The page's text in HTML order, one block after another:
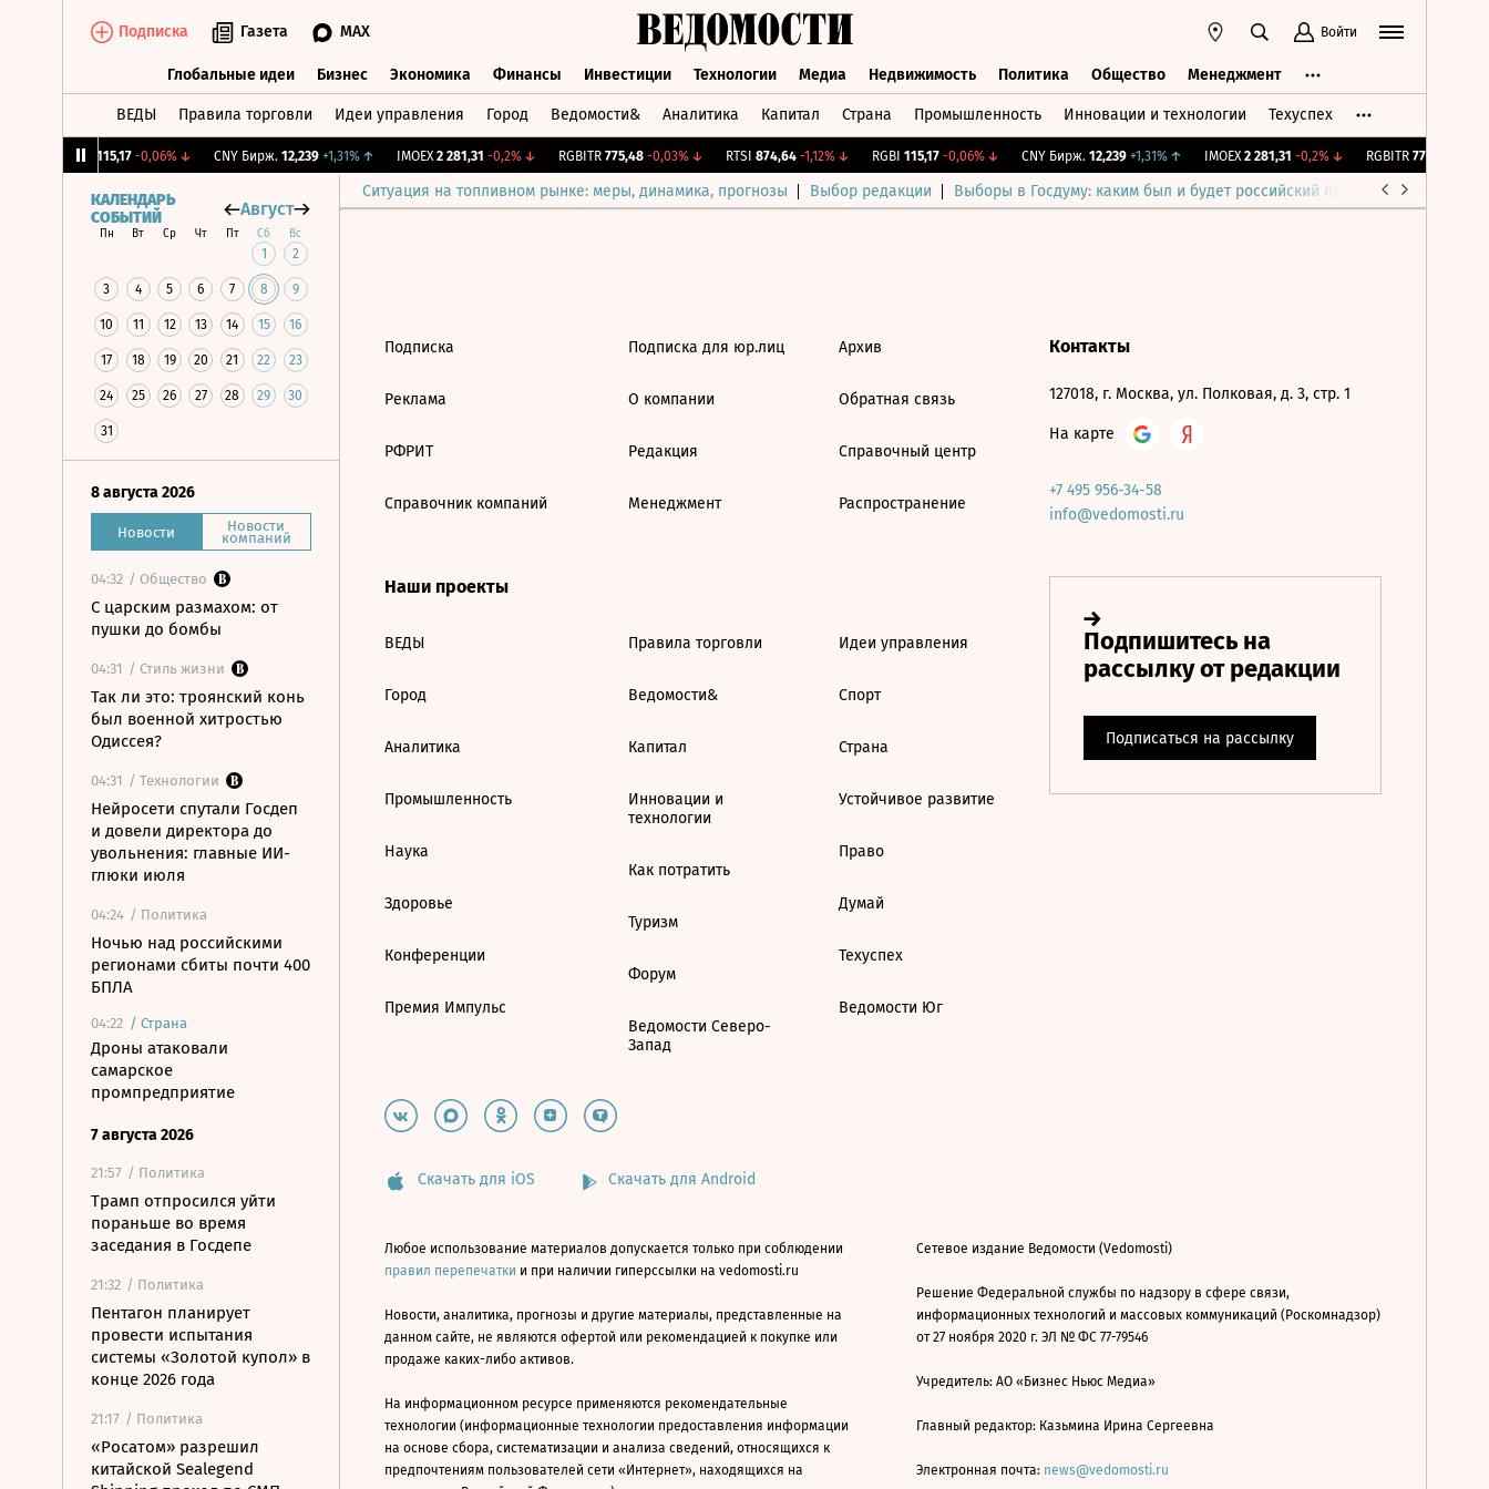
Подписка Газета MAX Войти
Глобальные идеи Бизнес Экономика Финансы Инвестиции Технологии Медиа Недвижимость Политика Общество Менеджмент
ВЕДЫ Правила торговли Идеи управления Город Ведомости& Аналитика Капитал Страна Промышленность Инновации и технологии Техуспех
115,17 -0,06%↓ CNY Бирж. 12,239 +1,31%↑ IMOEX 2 281,31 -0,2%↓ RGBITR 775,48 -0,03%↓ RTSI 874,64 -1,12%↓ RGBI 115,17 -0,06%↓ CNY Бирж. 12,239 +1,31%↑ IMOEX 2 281,31 -0,2%↓ RGBITR 775,48
Ситуация на топливном рынке: меры, динамика, прогнозы Выбор редакции Выборы в Госдуму: каким был и будет российский парламент
КАЛЕНДАРЬ
СОБЫТИЙ
Август
Пн Вт Ср Чт Пт Сб Вс
1 2
3 4 5 6 7 8 9
10 11 12 13 14 15 16
17 18 19 20 21 22 23
24 25 26 27 28 29 30
31
8 августа 2026
Новости Новости
компаний
04:32 / Общество
С царским размахом: от
пушки до бомбы
04:31 / Стиль жизни
Так ли это: троянский конь
был военной хитростью
Одиссея?
04:31 / Технологии
Нейросети спутали Госдеп
и довели директора до
увольнения: главные ИИ-
глюки июля
04:24 / Политика
Ночью над российскими
регионами сбиты почти 400
БПЛА
04:22 / Страна
Дроны атаковали
самарское
промпредприятие
7 августа 2026
21:57 / Политика
Трамп отпросился уйти
пораньше во время
заседания в Госдепе
21:32 / Политика
Пентагон планирует
провести испытания
системы «Золотой купол» в
конце 2026 года
21:17 / Политика
«Росатом» разрешил
китайской Sealegend
Подписка
Реклама
РФРИТ
Справочник компаний
Подписка для юр.лиц
О компании
Редакция
Менеджмент
Архив
Обратная связь
Справочный центр
Распространение
Наши проекты
ВЕДЫ
Город
Аналитика
Промышленность
Наука
Здоровье
Конференции
Премия Импульс
Правила торговли
Ведомости&
Капитал
Инновации и
технологии
Как потратить
Туризм
Форум
Ведомости Северо-
Запад
Идеи управления
Спорт
Страна
Устойчивое развитие
Право
Думай
Техуспех
Ведомости Юг
Контакты
127018, г. Москва, ул. Полковая, д. 3, стр. 1
На карте
+7 495 956-34-58
info@vedomosti.ru
Скачать для iOS Скачать для Android
Любое использование материалов допускается только при соблюдении
правил перепечатки и при наличии гиперссылки на vedomosti.ru
Новости, аналитика, прогнозы и другие материалы, представленные на
данном сайте, не являются офертой или рекомендацией к покупке или
продаже каких-либо активов.
На информационном ресурсе применяются рекомендательные
технологии (информационные технологии предоставления информации
на основе сбора, систематизации и анализа сведений, относящихся к
предпочтениям пользователей сети «Интернет», находящихся на
Сетевое издание Ведомости (Vedomosti)
Решение Федеральной службы по надзору в сфере связи,
информационных технологий и массовых коммуникаций (Роскомнадзор)
от 27 ноября 2020 г. ЭЛ № ФС 77-79546
Учредитель: АО «Бизнес Ньюс Медиа»
Главный редактор: Казьмина Ирина Сергеевна
Электронная почта: news@vedomosti.ru